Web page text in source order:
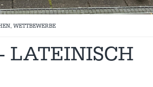
, WETTBEWERBE
LATEINISCH